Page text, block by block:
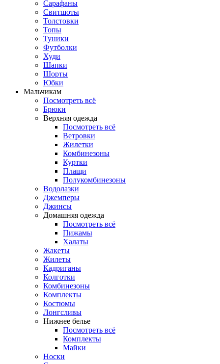
Сарафаны
Свитшоты
Толстовки
Топы
Туники
Футболки
Худи
Шапки
Шорты
Юбки
Мальчикам
Посмотреть всё
Брюки
Верхняя одежда
Посмотреть всё
Ветровки
Жилетки
Комбинезоны
Куртки
Плащи
Полукомбинезоны
Водолазки
Джемперы
Джинсы
Домашняя одежда
Посмотреть всё
Пижамы
Халаты
Жакеты
Жилеты
Кадриганы
Колготки
Комбинезоны
Комплекты
Костюмы
Лонгсливы
Нижнее белье
Посмотреть всё
Комплекты
Майки
Носки